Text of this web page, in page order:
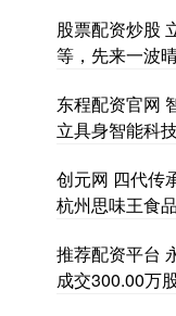
股票配资炒股
等，先来一波
东程配资官网
立具身智能科
创元网 四代
杭州思味王食
推荐配资平台
成交300.00万